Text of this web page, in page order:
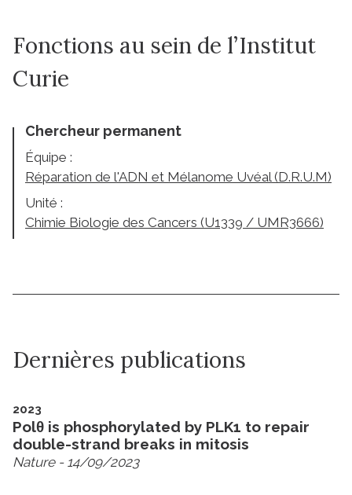
Fonctions au sein de l’Institut
Curie
Chercheur permanent
Équipe :
Réparation de l'ADN et Mélanome Uvéal (D.R.U.M)
Unité :
Chimie Biologie des Cancers (U1339 / UMR3666)
Dernières publications
2023
Polθ is phosphorylated by PLK1 to repair
double-strand breaks in mitosis
Nature- 14/09/2023